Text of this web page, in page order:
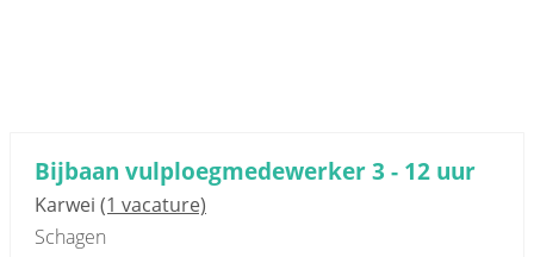
Bijbaan vulploegmedewerker 3 - 12 uur
Karwei (1 vacature)
Schagen